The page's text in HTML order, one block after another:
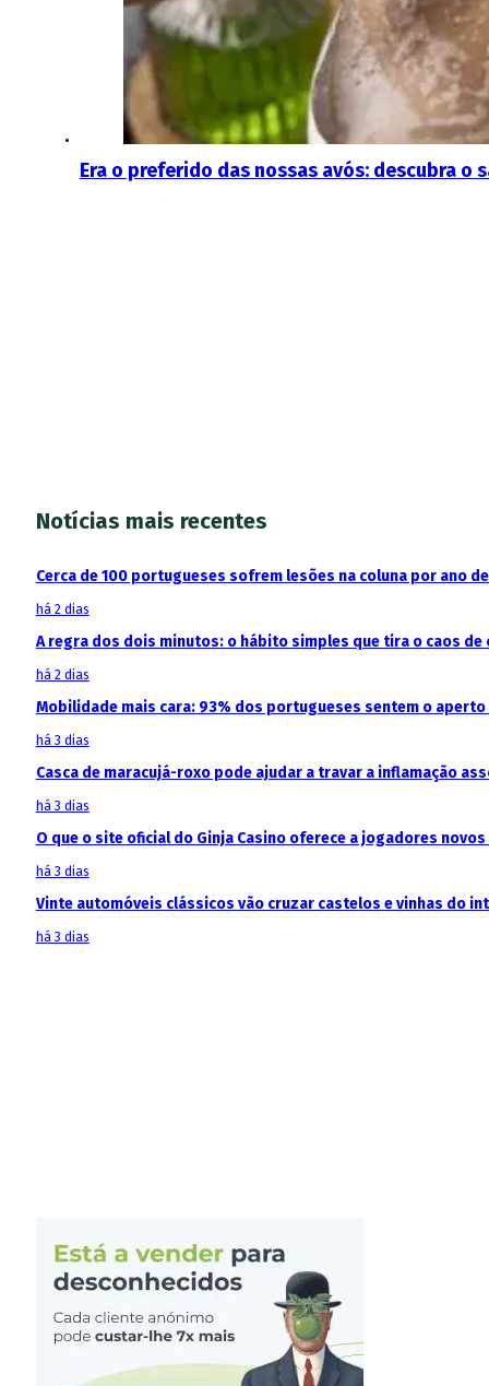
Era o preferido das nossas avós: descubra
Notícias mais recentes
Cerca de 100 portugueses sofrem lesões na coluna por ano
há 2 dias
A regra dos dois minutos: o hábito simples que tira o caos de
há 2 dias
Mobilidade mais cara: 93% dos portugueses sentem o
há 3 dias
Casca de maracujá-roxo pode ajudar a travar a inflamação
há 3 dias
O que o site oficial do Ginja Casino oferece a jogadores
há 3 dias
Vinte automóveis clássicos vão cruzar castelos e vinhas do
há 3 dias